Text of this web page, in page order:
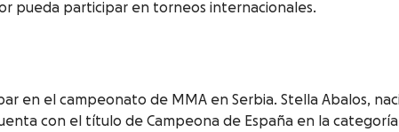
pueda participar en torneos internacionales.
en el campeonato de MMA en Serbia. Stella Abalos,
con el título de Campeona de España en la